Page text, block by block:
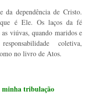
da dependência de Cristo.
é Ele. Os laços da fé
as viúvas, quando maridos e
coletiva,
no livro de Atos.
minha tribulação